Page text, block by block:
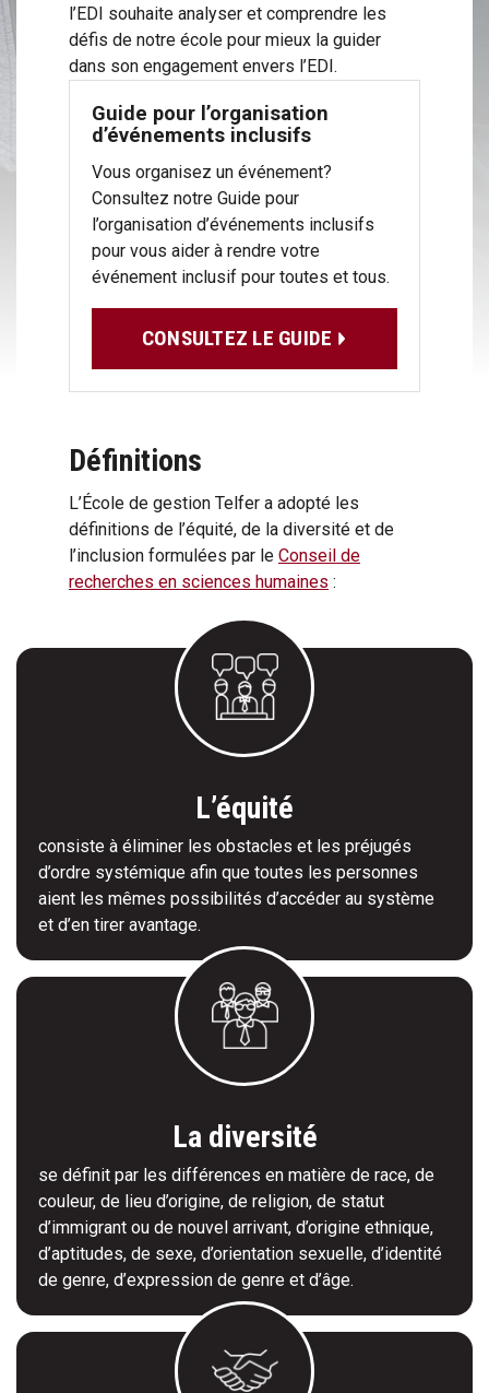
l’EDI souhaite analyser et comprendre les
défis de notre école pour mieux la guider
dans son engagement envers l’EDI.
Guide pour l’organisation
d’événements inclusifs
Vous organisez un événement?
Consultez notre Guide pour
l’organisation d’événements inclusifs
pour vous aider à rendre votre
événement inclusif pour toutes et tous.
CONSULTEZ LE GUIDE
Définitions
L’École de gestion Telfer a adopté les
définitions de l’équité, de la diversité et de
l’inclusion formulées par le Conseil de
recherches en sciences humaines :
L’équité
consiste à éliminer les obstacles et les préjugés
d’ordre systémique afin que toutes les personnes
aient les mêmes possibilités d’accéder au système
et d’en tirer avantage.
La diversité
se définit par les différences en matière de race, de
couleur, de lieu d’origine, de religion, de statut
d’immigrant ou de nouvel arrivant, d’origine ethnique,
d’aptitudes, de sexe, d’orientation sexuelle, d’identité
de genre, d’expression de genre et d’âge.